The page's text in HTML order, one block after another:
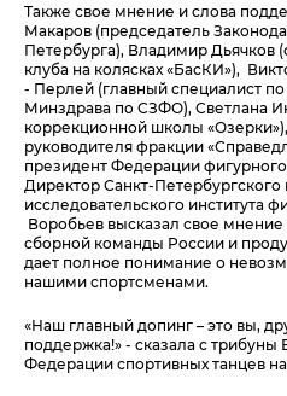
Также свое мнение и слова
Макаров (председатель
Петербурга), Владимир Дьячков
клуба на колясках «БасКИ»),
- Перлей (главный специалист
Минздрава по СЗФО), Светлана
коррекционной школы
руководителя фракции
президент Федерации фигурного
Директор Санкт-Петербургского
исследовательского института
Воробьев высказал свое мнение
сборной команды России и
дает полное понимание о
нашими спортсменами.
«Наш главный допинг – это вы,
поддержка!» - сказала с трибуны
Федерации спортивных танцев на